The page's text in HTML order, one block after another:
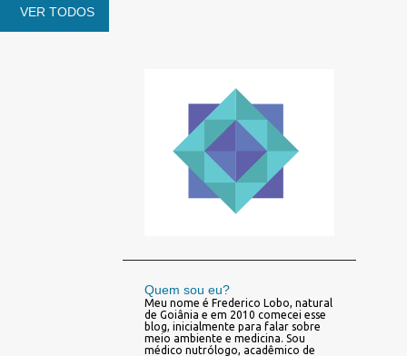
VER TODOS
Quem sou eu?
Meu nome é Frederico Lobo, natural
de Goiânia e em 2010 comecei esse
blog, inicialmente para falar sobre
meio ambiente e medicina. Sou
médico nutrólogo, acadêmico de